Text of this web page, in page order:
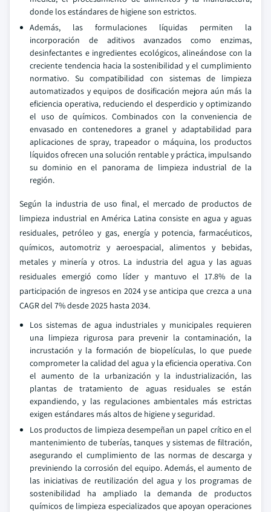
donde los estándares de higiene son estrictos.
Además, las formulaciones líquidas permiten la
incorporación de aditivos avanzados como enzimas,
desinfectantes e ingredientes ecológicos, alineándose con la
creciente tendencia hacia la sostenibilidad y el cumplimiento
normativo. Su compatibilidad con sistemas de limpieza
automatizados y equipos de dosificación mejora aún más la
eficiencia operativa, reduciendo el desperdicio y optimizando
el uso de químicos. Combinados con la conveniencia de
envasado en contenedores a granel y adaptabilidad para
aplicaciones de spray, trapeador o máquina, los productos
líquidos ofrecen una solución rentable y práctica, impulsando
su dominio en el panorama de limpieza industrial de la
región.
Según la industria de uso final, el mercado de productos de
limpieza industrial en América Latina consiste en agua y aguas
residuales, petróleo y gas, energía y potencia, farmacéuticos,
químicos, automotriz y aeroespacial, alimentos y bebidas,
metales y minería y otros. La industria del agua y las aguas
residuales emergió como líder y mantuvo el 17.8% de la
participación de ingresos en 2024 y se anticipa que crezca a una
CAGR del 7% desde 2025 hasta 2034.
Los sistemas de agua industriales y municipales requieren
una limpieza rigurosa para prevenir la contaminación, la
incrustación y la formación de biopelículas, lo que puede
comprometer la calidad del agua y la eficiencia operativa. Con
el aumento de la urbanización y la industrialización, las
plantas de tratamiento de aguas residuales se están
expandiendo, y las regulaciones ambientales más estrictas
exigen estándares más altos de higiene y seguridad.
Los productos de limpieza desempeñan un papel crítico en el
mantenimiento de tuberías, tanques y sistemas de filtración,
asegurando el cumplimiento de las normas de descarga y
previniendo la corrosión del equipo. Además, el aumento de
las iniciativas de reutilización del agua y los programas de
sostenibilidad ha ampliado la demanda de productos
químicos de limpieza especializados que apoyan operaciones